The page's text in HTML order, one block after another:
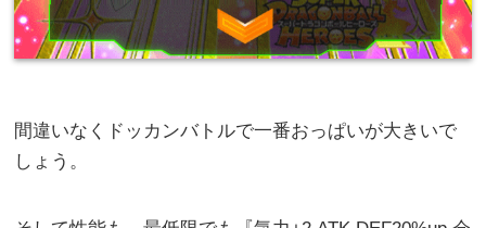
間違いなくドッカンバトルで一番おっぱいが大きいで
しょう。